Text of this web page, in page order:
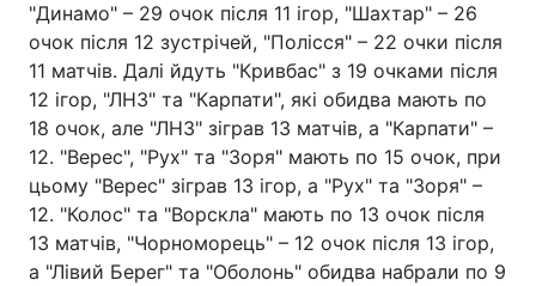
"Динамо" – 29 очок після 11 ігор, "Шахтар" – 26
очок після 12 зустрічей, "Полісся" – 22 очки після
11 матчів. Далі йдуть "Кривбас" з 19 очками після
12 ігор, "ЛНЗ" та "Карпати", які обидва мають по
18 очок, але "ЛНЗ" зіграв 13 матчів, а "Карпати" –
12. "Верес", "Рух" та "Зоря" мають по 15 очок, при
цьому "Верес" зіграв 13 ігор, а "Рух" та "Зоря" –
12. "Колос" та "Ворскла" мають по 13 очок після
13 матчів, "Чорноморець" – 12 очок після 13 ігор,
а "Лівий Берег" та "Оболонь" обидва набрали по 9